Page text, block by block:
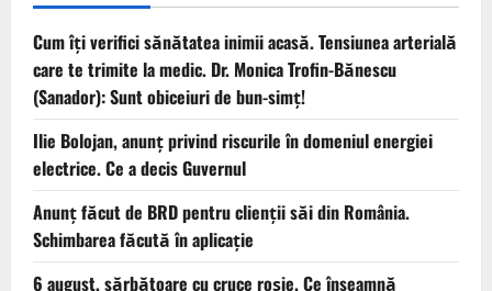
Cum îți verifici sănătatea inimii acasă. Tensiunea arterială
care te trimite la medic. Dr. Monica Trofin-Bănescu
(Sanador): Sunt obiceiuri de bun-simț!
Ilie Bolojan, anunț privind riscurile în domeniul energiei
electrice. Ce a decis Guvernul
Anunț făcut de BRD pentru clienții săi din România.
Schimbarea făcută în aplicație
6 august, sărbătoare cu cruce roșie. Ce înseamnă